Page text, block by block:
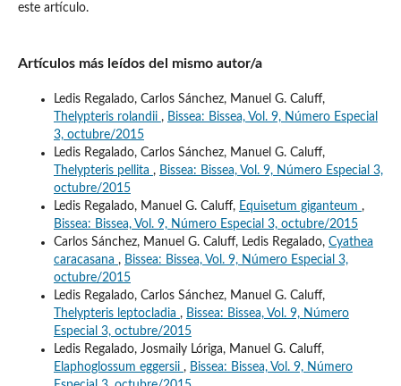
este artículo.
Artículos más leídos del mismo autor/a
Ledis Regalado, Carlos Sánchez, Manuel G. Caluff,
Thelypteris rolandii , Bissea: Bissea, Vol. 9, Número Especial
3, octubre/2015
Ledis Regalado, Carlos Sánchez, Manuel G. Caluff,
Thelypteris pellita , Bissea: Bissea, Vol. 9, Número Especial 3,
octubre/2015
Ledis Regalado, Manuel G. Caluff, Equisetum giganteum ,
Bissea: Bissea, Vol. 9, Número Especial 3, octubre/2015
Carlos Sánchez, Manuel G. Caluff, Ledis Regalado, Cyathea
caracasana , Bissea: Bissea, Vol. 9, Número Especial 3,
octubre/2015
Ledis Regalado, Carlos Sánchez, Manuel G. Caluff,
Thelypteris leptocladia , Bissea: Bissea, Vol. 9, Número
Especial 3, octubre/2015
Ledis Regalado, Josmaily Lóriga, Manuel G. Caluff,
Elaphoglossum eggersii , Bissea: Bissea, Vol. 9, Número